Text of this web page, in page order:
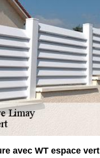
avec WT espace vert